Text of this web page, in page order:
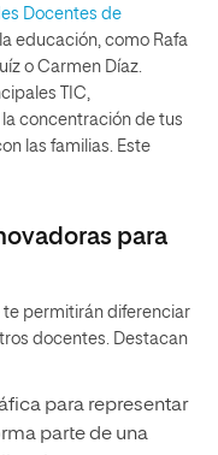
Docentes de
educación, como Rafa
o Carmen Díaz.
TIC,
concentración de tus
las familias. Este
para
permitirán diferenciar
docentes. Destacan
para representar
parte de una